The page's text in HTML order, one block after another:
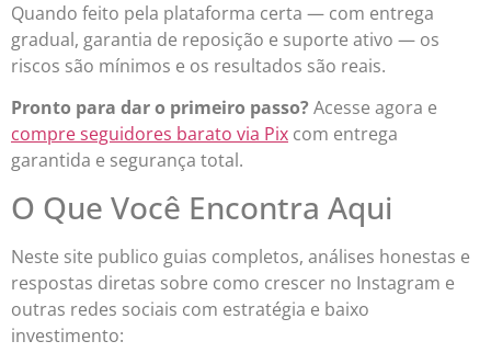
Quando feito pela plataforma certa — com entrega
gradual, garantia de reposição e suporte ativo — os
riscos são mínimos e os resultados são reais.
Pronto para dar o primeiro passo? Acesse agora e
compre seguidores barato via Pix com entrega
garantida e segurança total.
O Que Você Encontra Aqui
Neste site publico guias completos, análises honestas e
respostas diretas sobre como crescer no Instagram e
outras redes sociais com estratégia e baixo
investimento: